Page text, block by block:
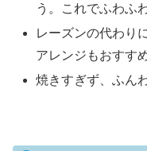
う。これでふわふ
レーズンの代わり
アレンジもおすすめ
焼きすぎず、ふん